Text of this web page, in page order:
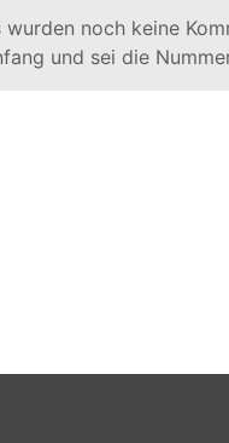
wurden noch keine
und sei die